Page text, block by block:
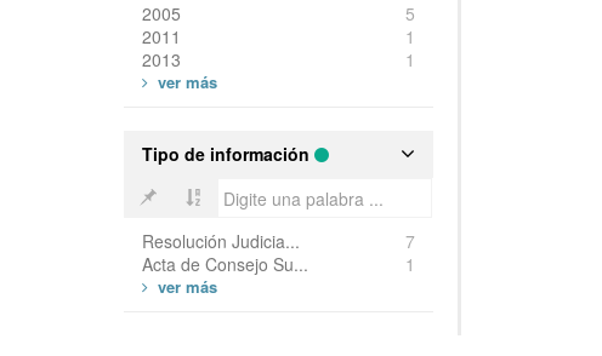
2005
5
2011
1
2013
1
Tipo de información
Resolución Judicia...
7
Acta de Consejo Su...
1